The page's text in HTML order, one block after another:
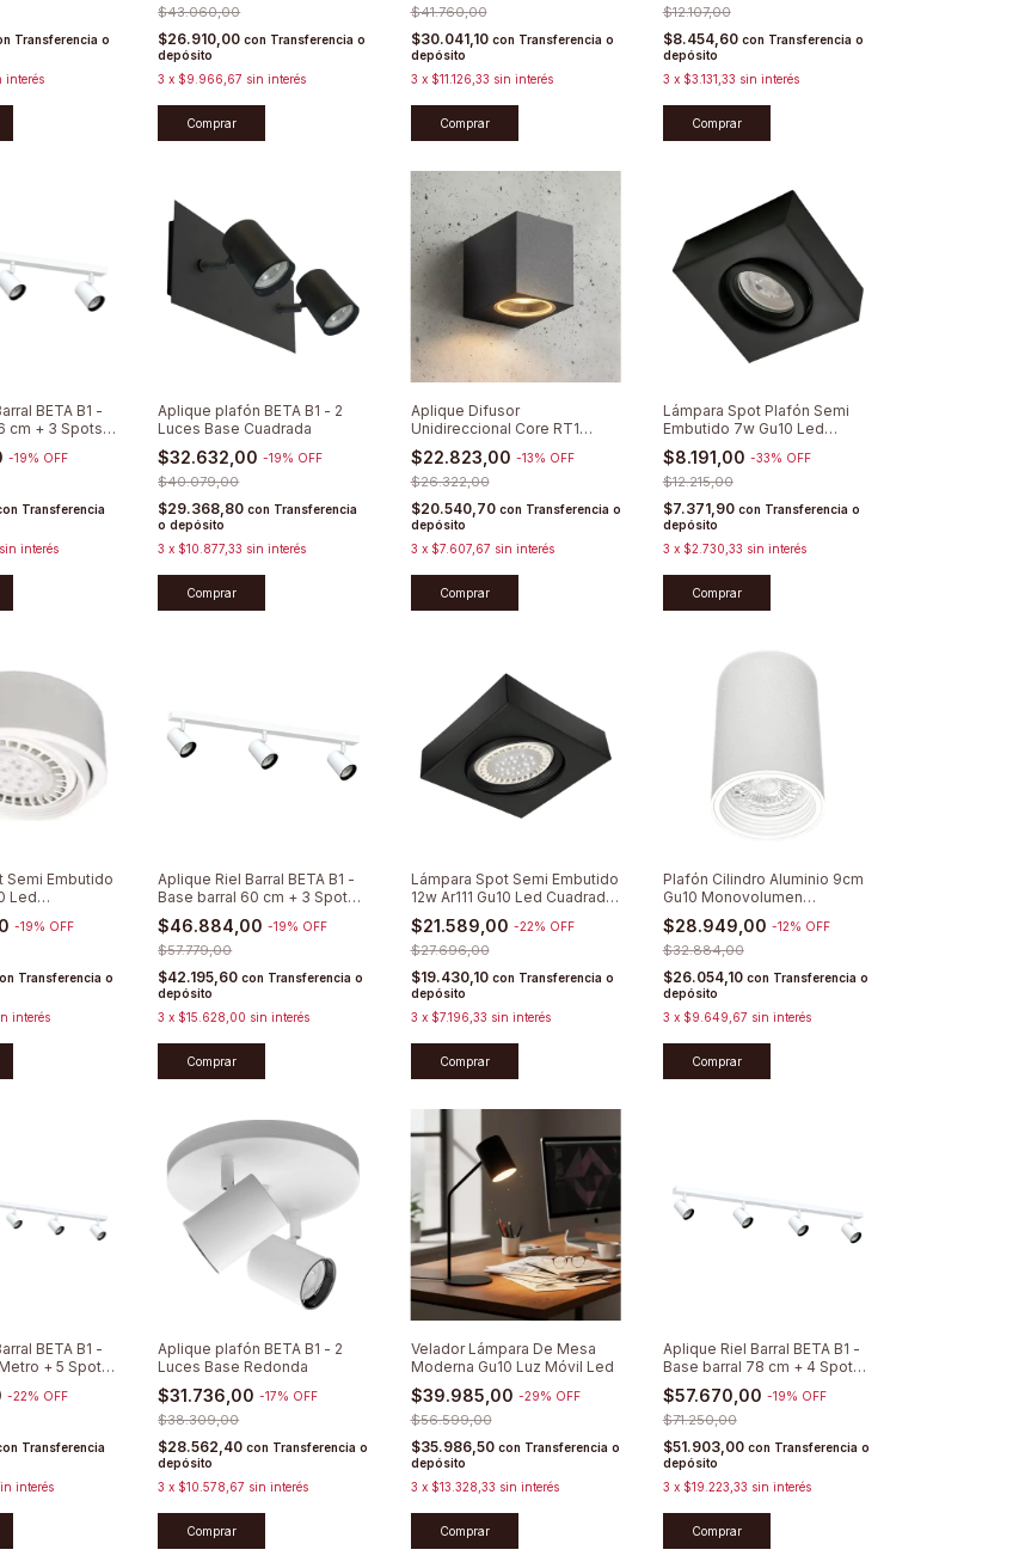
Transferencia o
interés
$43.060,00
$26.910,00con Transferencia o
depósito
3 x $9.966,67 sin interés
Comprar
$41.760,00
$30.041,10 con Transferencia o
depósito
3 x $11.126,33 sin interés
Comprar
$12.107,00
$8.454,60 con Transferencia o
depósito
3 x $3.131,33 sin interés
Comprar
BETA B1 -
cm + 3 Spots
-19% OFF
Transferencia
sin interés
Aplique plafón BETA B1 - 2
Luces Base Cuadrada
$32.632,00-19% OFF
$40.079,00
$29.368,80con Transferencia
o depósito
3 x $10.877,33 sin interés
Comprar
Aplique Difusor
Unidireccional Core RT1
Pared Led Gu10 Aluminio
$22.823,00 -13% OFF
$26.322,00
$20.540,70 con Transferencia o
depósito
3 x $7.607,67 sin interés
Comprar
Lámpara Spot Plafón Semi
Embutido 7w Gu10 Led
Cuadrado Móvil
$8.191,00 -33% OFF
$12.215,00
$7.371,90 con Transferencia o
depósito
3 x $2.730,33 sin interés
Comprar
Semi Embutido
Led
-19% OFF
Transferencia o
interés
Aplique Riel Barral BETA B1 -
Base barral 60 cm + 3 Spots
Direccionables
$46.884,00-19% OFF
$57.779,00
$42.195,60con Transferencia o
depósito
3 x $15.628,00 sin interés
Comprar
Lámpara Spot Semi Embutido
12w Ar111 Gu10 Led Cuadrado
Móvil Sigma4 AR111
$21.589,00 -22% OFF
$27.696,00
$19.430,10 con Transferencia o
depósito
3 x $7.196,33 sin interés
Comprar
Plafón Cilindro Aluminio 9cm
Gu10 Monovolumen
Minimalista
$28.949,00 -12% OFF
$32.884,00
$26.054,10 con Transferencia o
depósito
3 x $9.649,67 sin interés
Comprar
BETA B1 -
+ 5 Spots
-22% OFF
Transferencia
interés
Aplique plafón BETA B1 - 2
Luces Base Redonda
$31.736,00-17% OFF
$38.309,00
$28.562,40con Transferencia o
depósito
3 x $10.578,67 sin interés
Comprar
Velador Lámpara De Mesa
Moderna Gu10 Luz Móvil Led
$39.985,00 -29% OFF
$56.599,00
$35.986,50 con Transferencia o
depósito
3 x $13.328,33 sin interés
Comprar
Aplique Riel Barral BETA B1 -
Base barral 78 cm + 4 Spots
Direccionables
$57.670,00 -19% OFF
$71.250,00
$51.903,00 con Transferencia o
depósito
3 x $19.223,33 sin interés
Comprar